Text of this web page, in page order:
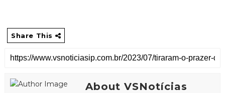
Share This
About VSNotícias